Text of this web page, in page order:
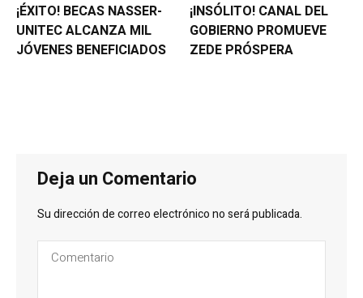
¡ÉXITO! BECAS NASSER-
UNITEC ALCANZA MIL
JÓVENES BENEFICIADOS
¡INSÓLITO! CANAL DEL
GOBIERNO PROMUEVE
ZEDE PRÓSPERA
Deja un Comentario
Su dirección de correo electrónico no será publicada.